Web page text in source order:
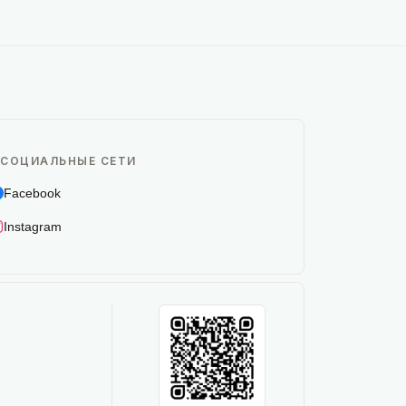
СОЦИАЛЬНЫЕ СЕТИ
Facebook
Instagram